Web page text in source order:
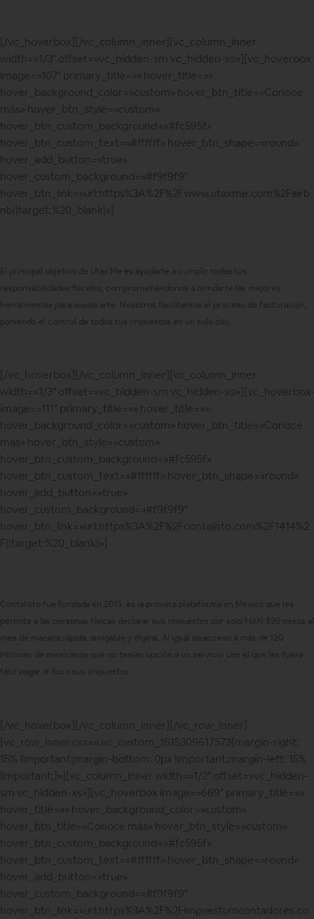
[/vc_hoverbox][/vc_column_inner][vc_column_inner
width=»1/3″ offset=»vc_hidden-sm vc_hidden-xs»][vc_hoverbox
image=»107″ primary_title=»» hover_title=»»
hover_background_color=»custom» hover_btn_title=»Conoce
más» hover_btn_style=»custom»
hover_btn_custom_background=»#fc595f»
hover_btn_custom_text=»#ffffff» hover_btn_shape=»round»
hover_add_button=»true»
hover_custom_background=»#f9f9f9″
hover_btn_link=»url:https%3A%2F%2Fwww.utaxme.com%2Fairb
nb||target:%20_blank|»]
El principal objetivo de Utax Me es ayudarte a cumplir todas tus
responsabilidades fiscales, comprometiéndonos a brindarte las mejores
herramientas para asesorarte. Nosotros facilitamos el proceso de facturación,
poniendo el control de todos tus impuestos en un solo clic.
[/vc_hoverbox][/vc_column_inner][vc_column_inner
width=»1/3″ offset=»vc_hidden-sm vc_hidden-xs»][vc_hoverbox
image=»111″ primary_title=»» hover_title=»»
hover_background_color=»custom» hover_btn_title=»Conoce
más» hover_btn_style=»custom»
hover_btn_custom_background=»#fc595f»
hover_btn_custom_text=»#ffffff» hover_btn_shape=»round»
hover_add_button=»true»
hover_custom_background=»#f9f9f9″
hover_btn_link=»url:https%3A%2F%2Fcontalisto.com%2F1414%2
F||target:%20_blank|»]
Contalisto fue fundada en 2015, es la primera plataforma en México que les
permite a las personas físicas declarar sus impuestos por solo MXN $99 pesos al
mes de manera rápida, amigable y digital. Al igual da acceso a más de 120
Millones de mexicanos que no tenían opción a un servicio con el que les fuera
fácil pagar al fisco sus impuestos.
[/vc_hoverbox][/vc_column_inner][/vc_row_inner]
[vc_row_inner css=».vc_custom_1615309617573{margin-right:
15% !important;margin-bottom: 0px !important;margin-left: 15%
!important;}»][vc_column_inner width=»1/2″ offset=»vc_hidden-
sm vc_hidden-xs»][vc_hoverbox image=»669″ primary_title=»»
hover_title=»» hover_background_color=»custom»
hover_btn_title=»Conoce más» hover_btn_style=»custom»
hover_btn_custom_background=»#fc595f»
hover_btn_custom_text=»#ffffff» hover_btn_shape=»round»
hover_add_button=»true»
hover_custom_background=»#f9f9f9″
hover_btn_link=»url:https%3A%2F%2Fimpuestumcontadores.co